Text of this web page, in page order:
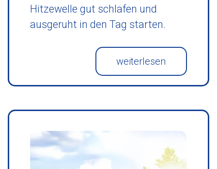
Hitzewelle gut schlafen und
ausgeruht in den Tag starten.
weiterlesen